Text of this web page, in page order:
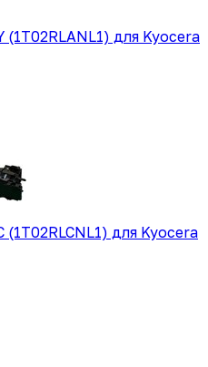
для Kyocera
для Kyocera